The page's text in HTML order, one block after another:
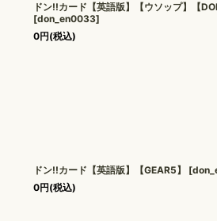
ドン!!カード【英語版】【ウソップ】【
[don_en0033]
0円(税込)
ドン!!カード【英語版】【GEAR5】 [
0円(税込)